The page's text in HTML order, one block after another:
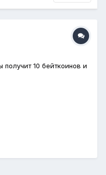
10 бейткоинов и